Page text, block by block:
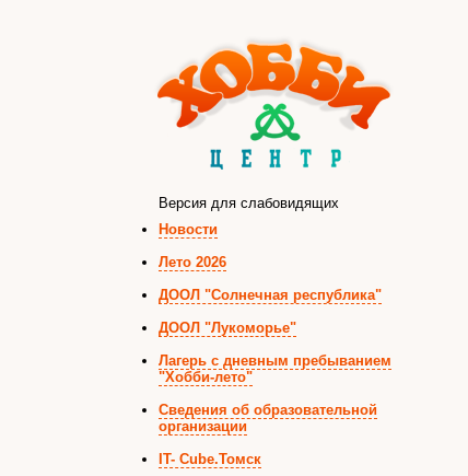
Версия для слабовидящих
Новости
Лето 2026
ДООЛ "Солнечная республика"
ДООЛ "Лукоморье"
Лагерь с дневным пребыванием
"Хобби-лето"
Сведения об образовательной
организации
IT- Cube.Томск